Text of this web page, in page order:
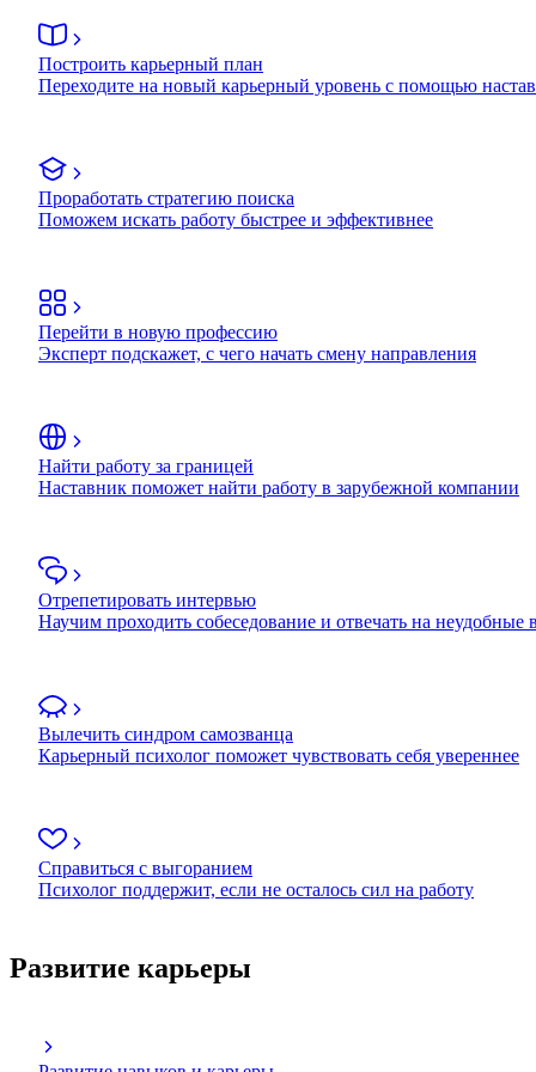
Построить карьерный план
Переходите на новый карьерный уровень с помощью
Проработать стратегию поиска
Поможем искать работу быстрее и эффективнее
Перейти в новую профессию
Эксперт подскажет, с чего начать смену направления
Найти работу за границей
Наставник поможет найти работу в зарубежной компании
Отрепетировать интервью
Научим проходить собеседование и отвечать на неудобные
Вылечить синдром самозванца
Карьерный психолог поможет чувствовать себя увереннее
Справиться с выгоранием
Психолог поддержит, если не осталось сил на работу
Развитие карьеры